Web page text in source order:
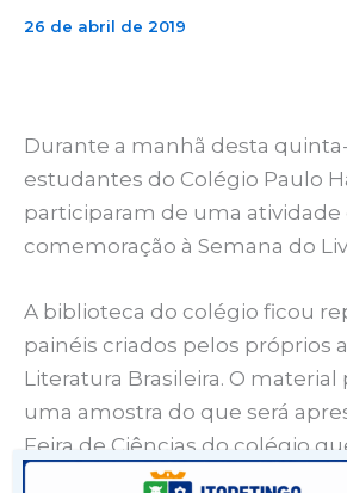
26 de abril de 2019
Durante a manhã desta
estudantes do Colégio Paulo
participaram de uma atividade
comemoração à Semana do
A biblioteca do colégio ficou
painéis criados pelos próprios
Literatura Brasileira. O
uma amostra do que será
Feira de Ciências do colégio
em agosto na quadra da